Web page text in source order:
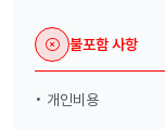
불포함 사항
• 개인비용